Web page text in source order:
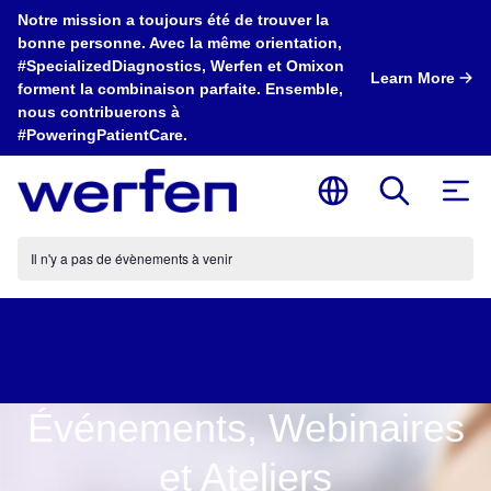
Notre mission a toujours été de trouver la
bonne personne. Avec la même orientation,
#SpecializedDiagnostics, Werfen et Omixon
forment la combinaison parfaite. Ensemble,
nous contribuerons à
#PoweringPatientCare.
Learn More
Il n'y a pas de évènements à venir
Événements, Webinaires
et Ateliers